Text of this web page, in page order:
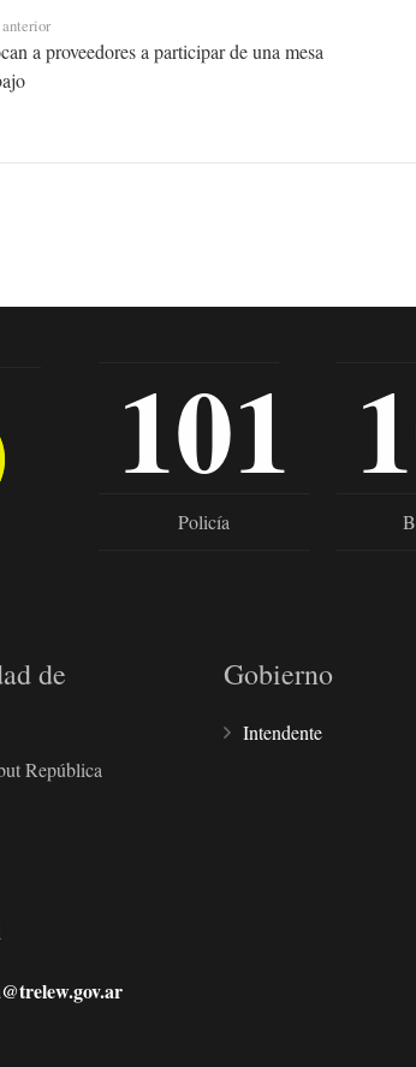
a proveedores a participar de una mesa
101
Policía
de
República
Gobierno
Intendente